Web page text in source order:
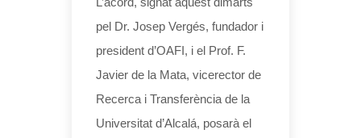
pel Dr. Josep Vergés, fundador i
president d’OAFI, i el Prof. F.
Javier de la Mata, vicerector de
Recerca i Transferència de la
Universitat d’Alcalá, posarà el